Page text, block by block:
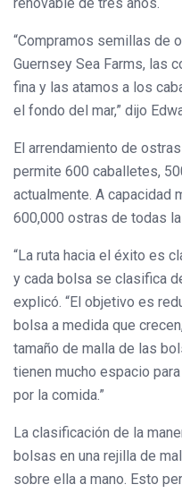
“Compramos semillas de
Guernsey Sea Farms, las
fina y las atamos a los
el fondo del mar,” dijo
El arrendamiento de
permite 600 caballetes,
actualmente. A capacidad
600,000 ostras de todas
“La ruta hacia el éxito es
y cada bolsa se clasifica
explicó. “El objetivo es
bolsa a medida que
tamaño de malla de las
tienen mucho espacio
por la comida.”
La clasificación de la
bolsas en una rejilla de
sobre ella a mano. Esto